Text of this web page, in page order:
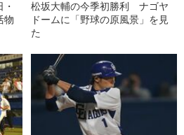
物
松坂大輔の今季初勝利 ナゴヤ
ドームに「野球の原風景」を見
た